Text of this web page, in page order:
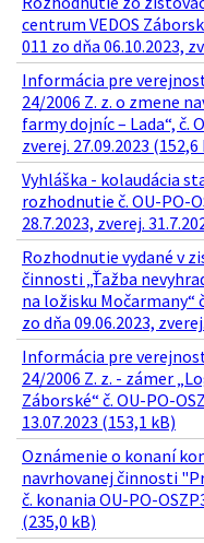
centrum VEDOS
011 zo dňa 06.10.2023,
Informácia pre
24/2006 Z. z. o zmene
farmy dojníc – Lada“, č.
zverej. 27.09.2023 (152,6
Vyhláška - kolaudácia
rozhodnutie č. OU-PO-
28.7.2023, zverej.
Rozhodnutie vydané v
činnosti „Ťažba
na ložisku Močarmany“
zo dňa 09.06.2023,
Informácia pre
24/2006 Z. z. - zámer
Záborské“ č. OU-PO-
13.07.2023 (153,1 kB)
Oznámenie o konaní
navrhovanej činnosti
č. konania OU-PO-
(235,0 kB)